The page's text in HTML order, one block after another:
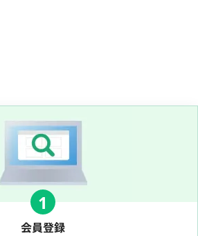
1
会員登録